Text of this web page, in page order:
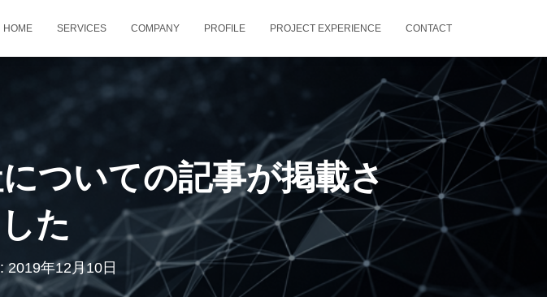
HOME SERVICES COMPANY PROFILE PROJECT EXPERIENCE CONTACT
ついての記事が掲載さ
た
:2019年12月10日